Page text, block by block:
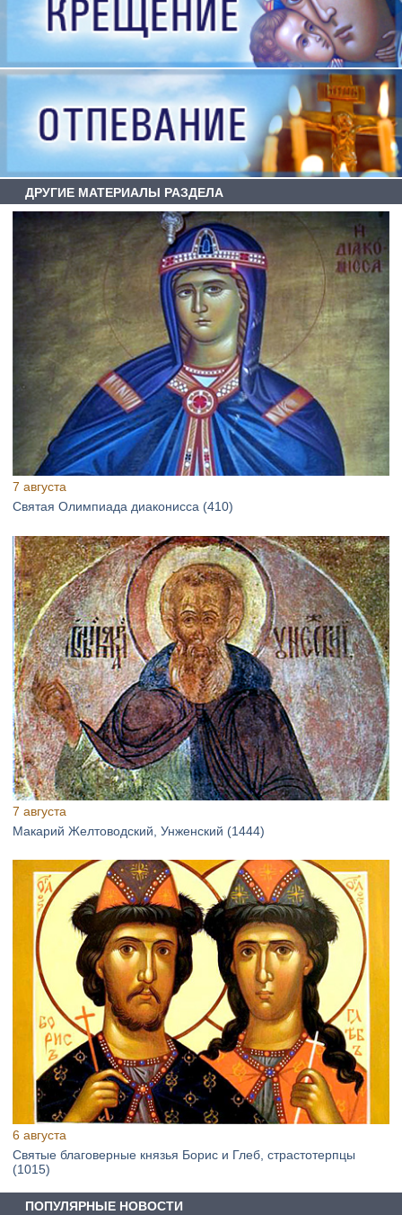
ДРУГИЕ МАТЕРИАЛЫ РАЗДЕЛА
7 августа
Святая Олимпиада диаконисса (410)
7 августа
Макарий Желтоводский, Унженский (1444)
6 августа
Святые благоверные князья Борис и Глеб, страстотерпцы
(1015)
ПОПУЛЯРНЫЕ НОВОСТИ